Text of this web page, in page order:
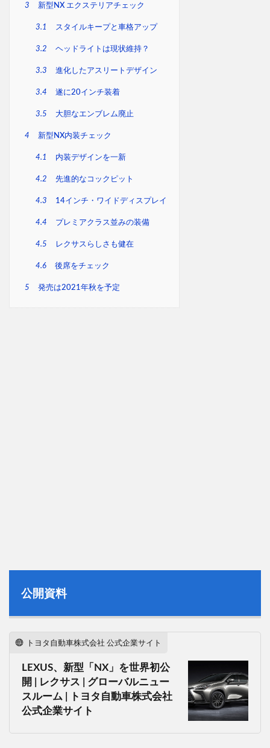
3 新型NX エクステリアチェック
3.1 スタイルキープと車格アップ
3.2 ヘッドライトは現状維持？
3.3 進化したアスリートデザイン
3.4 遂に20インチ装着
3.5 大胆なエンブレム廃止
4 新型NX内装チェック
4.1 内装デザインを一新
4.2 先進的なコックピット
4.3 14インチ・ワイドディスプレイ
4.4 プレミアクラス並みの装備
4.5 レクサスらしさも健在
4.6 後席をチェック
5 発売は2021年秋を予定
公開資料
トヨタ自動車株式会社 公式企業サイト
LEXUS、新型「NX」を世界初公
開 | レクサス | グローバルニュー
スルーム | トヨタ自動車株式会社
公式企業サイト